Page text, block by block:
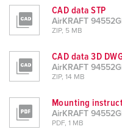
CAD data STP
AirKRAFT
ZIP, 5 MB
CAD data 3D
AirKRAFT
ZIP, 14 MB
Mounting
AirKRAFT
PDF, 1 MB